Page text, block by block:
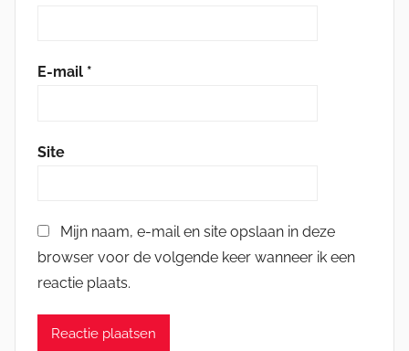
E-mail *
Site
Mijn naam, e-mail en site opslaan in deze
browser voor de volgende keer wanneer ik een
reactie plaats.